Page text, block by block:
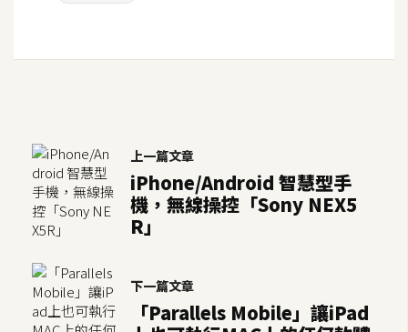
上一篇文章
iPhone/Android 智慧型手
機，無線操控「Sony NEX5
R」
下一篇文章
「Parallels Mobile」讓iPad